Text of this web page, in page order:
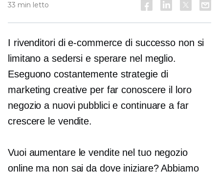
33 min letto
I rivenditori di e-commerce di successo non si
limitano a sedersi e sperare nel meglio.
Eseguono costantemente strategie di
marketing creative per far conoscere il loro
negozio a nuovi pubblici e continuare a far
crescere le vendite.
Vuoi aumentare le vendite nel tuo negozio
online ma non sai da dove iniziare? Abbiamo